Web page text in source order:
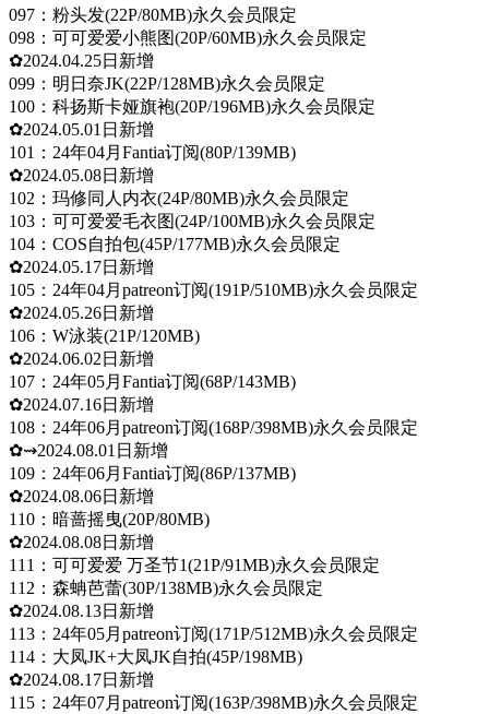
097：粉头发(22P/80MB)永久会员限定
098：可可爱爱小熊图(20P/60MB)永久会员限定
✿2024.04.25日新增
099：明日奈JK(22P/128MB)永久会员限定
100：科扬斯卡娅旗袍(20P/196MB)永久会员限定
✿2024.05.01日新增
101：24年04月Fantia订阅(80P/139MB)
✿2024.05.08日新增
102：玛修同人内衣(24P/80MB)永久会员限定
103：可可爱爱毛衣图(24P/100MB)永久会员限定
104：COS自拍包(45P/177MB)永久会员限定
✿2024.05.17日新增
105：24年04月patreon订阅(191P/510MB)永久会员限定
✿2024.05.26日新增
106：W泳装(21P/120MB)
✿2024.06.02日新增
107：24年05月Fantia订阅(68P/143MB)
✿2024.07.16日新增
108：24年06月patreon订阅(168P/398MB)永久会员限定
✿⇝2024.08.01日新增
109：24年06月Fantia订阅(86P/137MB)
✿2024.08.06日新增
110：暗蔷摇曳(20P/80MB)
✿2024.08.08日新增
111：可可爱爱 万圣节1(21P/91MB)永久会员限定
112：森蚺芭蕾(30P/138MB)永久会员限定
✿2024.08.13日新增
113：24年05月patreon订阅(171P/512MB)永久会员限定
114：大凤JK+大凤JK自拍(45P/198MB)
✿2024.08.17日新增
115：24年07月patreon订阅(163P/398MB)永久会员限定